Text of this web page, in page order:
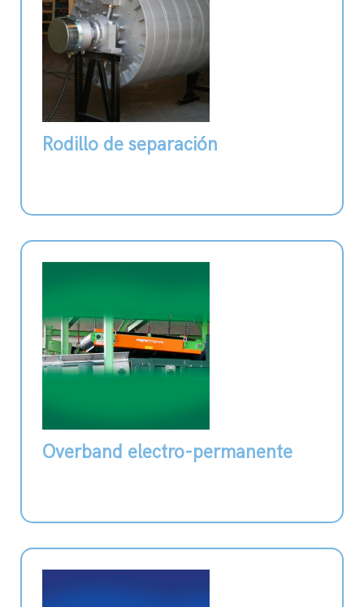
Rodillo de separación
Overband electro-permanente